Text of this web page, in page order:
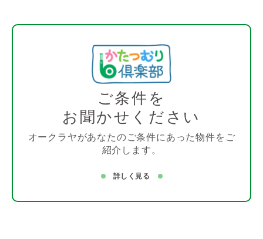
ご条件を
お聞かせください
オークラヤがあなたのご条件にあった物件をご
紹介します。
詳しく見る